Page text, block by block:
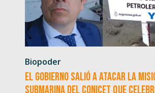
Biopoder
El Gobierno salió a atacar la
submarina del CONICET que